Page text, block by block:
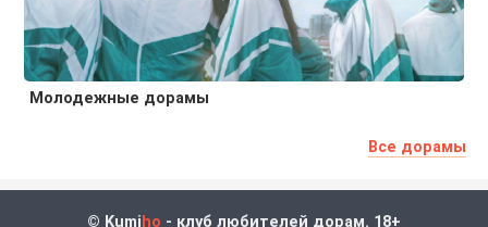
Молодежные дорамы
Все дорамы
© Kumi ho - клуб любителей дорам. 18+